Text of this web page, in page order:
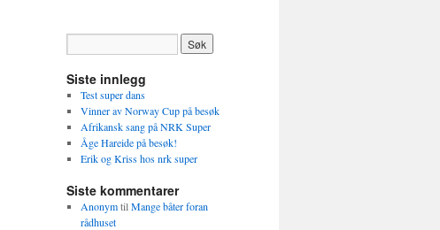
Siste innlegg
Test super dans
Vinner av Norway Cup på besøk
Afrikansk sang på NRK Super
Åge Hareide på besøk!
Erik og Kriss hos nrk super
Siste kommentarer
AnonymtilMange båter foran
rådhuset